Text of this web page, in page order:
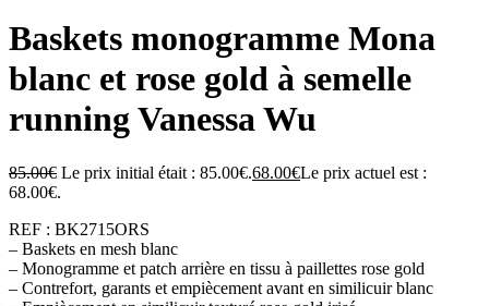
Baskets monogramme Mona
blanc et rose gold à semelle
running Vanessa Wu
85.00€ Le prix initial était : 85.00€.68.00€Le prix actuel est :
68.00€.
REF : BK2715ORS
– Baskets en mesh blanc
– Monogramme et patch arrière en tissu à paillettes rose gold
– Contrefort, garants et empiècement avant en similicuir blanc